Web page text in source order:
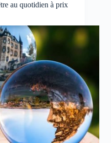
au quotidien à prix